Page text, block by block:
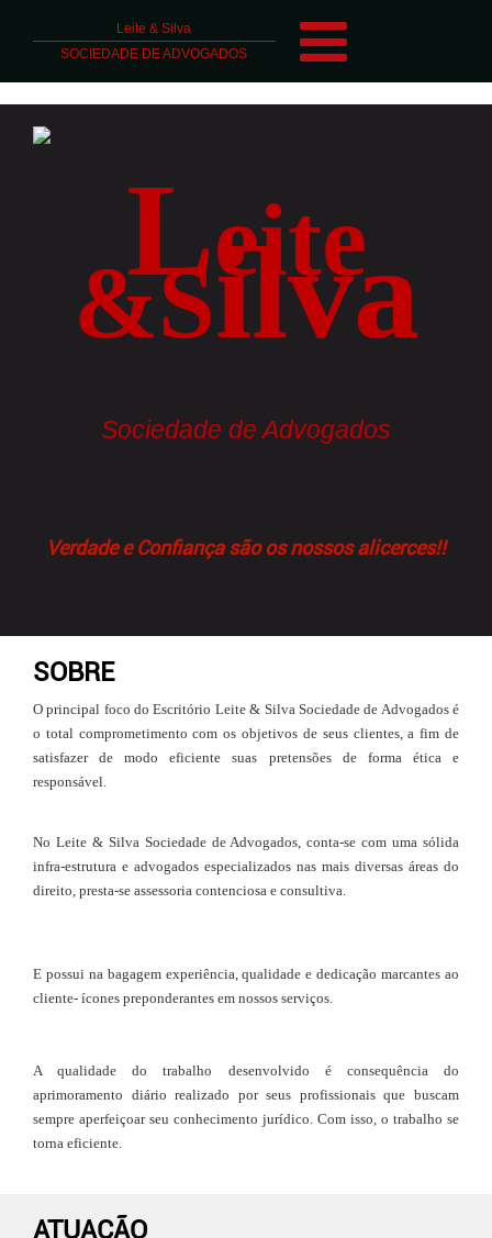
Leite & Silva
SOCIEDADE DE ADVOGADOS
Leite
&Silva
Sociedade de Advogados
Verdade e Confiança são os nossos alicerces!!
SOBRE
O principal foco do Escritório Leite & Silva Sociedade de Advogados é
o total comprometimento com os objetivos de seus clientes, a fim de
satisfazer de modo eficiente suas pretensões de forma ética e
responsável.
No Leite & Silva Sociedade de Advogados, conta-se com uma sólida
infra-estrutura e advogados especializados nas mais diversas áreas do
direito, presta-se assessoria contenciosa e consultiva.
E possui na bagagem experiência, qualidade e dedicação marcantes ao
cliente- ícones preponderantes em nossos serviços.
A qualidade do trabalho desenvolvido é consequência do
aprimoramento diário realizado por seus profissionais que buscam
sempre aperfeiçoar seu conhecimento jurídico. Com isso, o trabalho se
torna eficiente.
ATUAÇÃO